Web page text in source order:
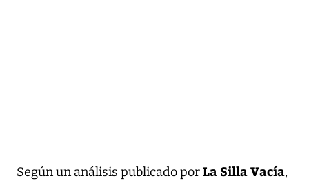
Según un análisis publicado porLa Silla Vacía,